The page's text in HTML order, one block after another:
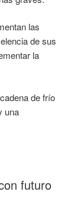
las
de sus
la
de frío
una
futuro